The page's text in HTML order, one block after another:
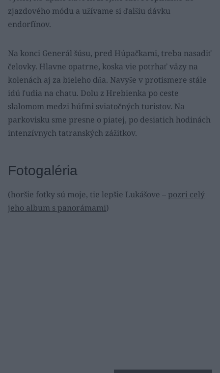
zjazdového módu a užívame si ďalšiu dávku
endorfínov.
Na konci Generál šúsu, pred Húpačkami, treba nasadiť
čelovky. Hlavne opatrne, koska vie potrhať väzy na
kolenách aj za bieleho dňa. Navyše v protismere stále
idú ľudia na chatu. Dolu z Hrebienka po ceste
slalomom medzi húfmi sviatočných turistov. Na
parkovisku sme presne o piatej, po desiatich hodinách
intenzívnych tatranských zážitkov.
Fotogaléria
(horšie fotky sú moje, tie lepšie Lukášove – pozri celý
jeho album s panorámami)